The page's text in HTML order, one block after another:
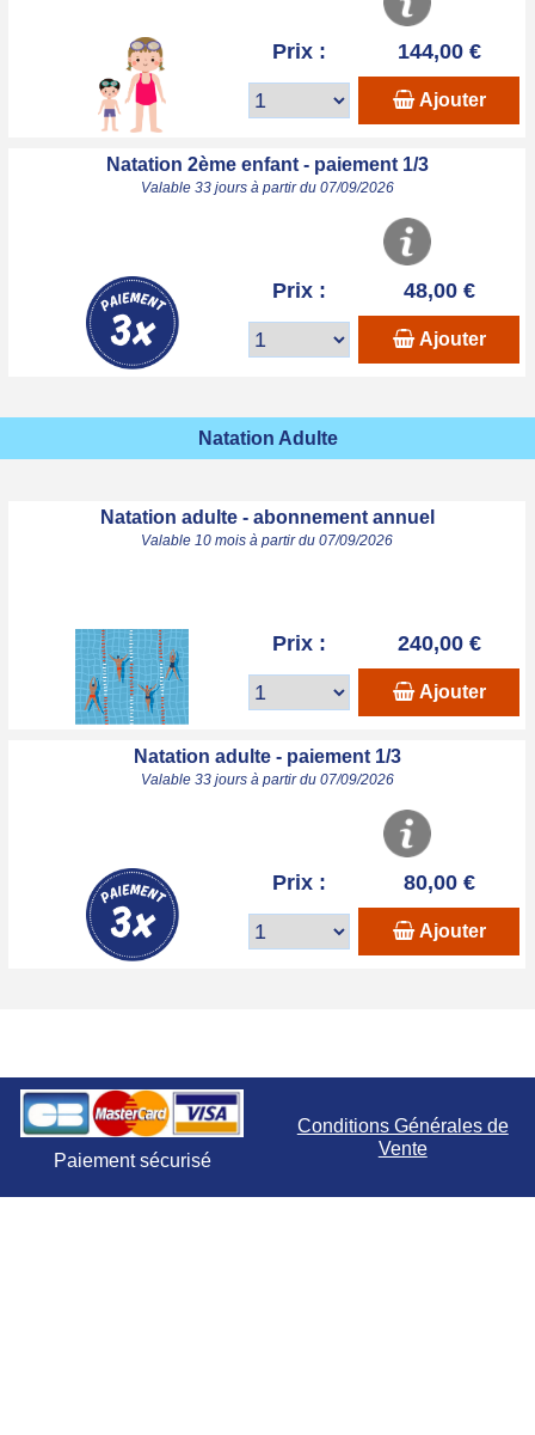
Prix : 144,00 €
Ajouter
Natation 2ème enfant - paiement 1/3
Valable 33 jours à partir du 07/09/2026
Prix : 48,00 €
Ajouter
Natation Adulte
Natation adulte - abonnement annuel
Valable 10 mois à partir du 07/09/2026
Prix : 240,00 €
Ajouter
Natation adulte - paiement 1/3
Valable 33 jours à partir du 07/09/2026
Prix : 80,00 €
Ajouter
Paiement sécurisé
Conditions Générales de
Vente